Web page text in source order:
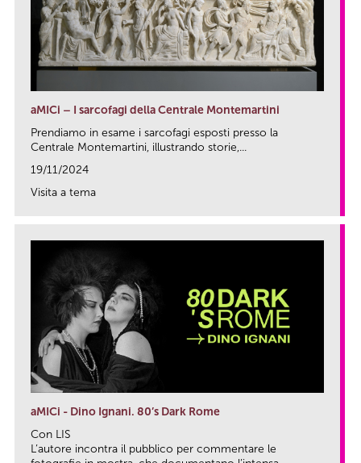
aMICi – I sarcofagi della Centrale Montemartini
Prendiamo in esame i sarcofagi esposti presso la
Centrale Montemartini, illustrando storie,...
19/11/2024
Visita a tema
aMICi - Dino Ignani. 80’s Dark Rome
Con LIS
L’autore incontra il pubblico per commentare le